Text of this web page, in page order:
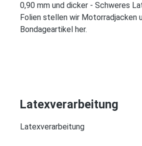
0,90 mm und dicker - Schweres
Folien stellen wir Motorradjacken
Bondageartikel her.
Latexverarbeitung
Latexverarbeitung